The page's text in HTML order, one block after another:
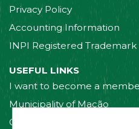
Privacy Policy
Accounting Information
INPI Registered Trademark
USEFUL LINKS
I want to become a
Municipality of Mação
Contact us